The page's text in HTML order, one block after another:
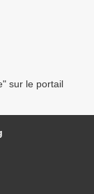
sur le portail